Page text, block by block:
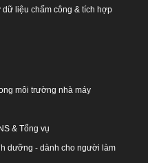
dữ liệu chấm công & tích hợp
môi trường nhà máy
& Tổng vụ
dưỡng - dành cho người làm